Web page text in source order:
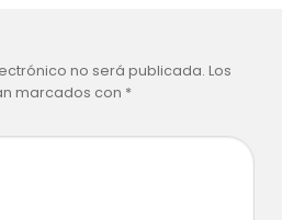
no será publicada. Los
marcados con *